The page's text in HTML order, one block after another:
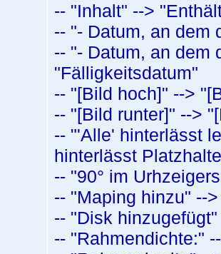
-- "Inhalt" -->
-- "- Datum, an dem
-- "- Datum, an dem
"Fälligkeitsdatum"
-- "[Bild hoch]" -->
-- "[Bild runter]" -->
-- "'Alle' hinterlässt
hinterlässt
-- "90° im
-- "Maping hinzu" --
-- "Disk
-- "Rahmendichte:"